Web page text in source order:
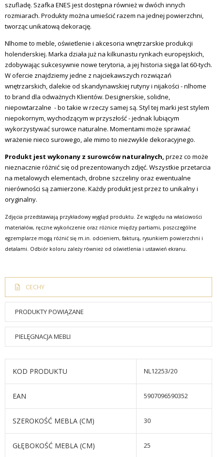
szufladę. Szafka ENES jest dostępna również w dwóch innych
rozmiarach. Produkty można umieścić razem na jednej powierzchni,
tworząc unikatową dekorację.
Nlhome to meble, oświetlenie i akcesoria wnętrzarskie produkcji
holenderskiej. Marka działa już na kilkunastu rynkach europejskich,
zdobywając sukcesywnie nowe terytoria, a jej historia sięga lat 60-tych.
W ofercie znajdziemy jedne z najciekawszych rozwiązań
wnętrzarskich, dalekie od skandynawskiej rutyny i nijakości - nlhome
to brand dla odważnych Klientów. Designerskie, solidne,
niepowtarzalne - bo takie w rzeczy samej są. Styl tej marki jest stylem
niepokornym, wychodzącym w przyszłość - jednak lubiącym
wykorzystywać surowce naturalne. Momentami może sprawiać
wrażenie nieco surowego, ale mimo to niezwykle dekoracyjnego.
Produkt jest wykonany z surowców naturalnych, przez co może
nieznacznie różnić się od prezentowanych zdjęć. Wszystkie przetarcia
na metalowych elementach, drobne szczeliny oraz ewentualne
nierówności są zamierzone. Każdy produkt jest przez to unikalny i
oryginalny.
Zdjęcia przedstawiają przykładowy wygląd produktu. Ze względu na właściwości
materiałów, ręczne wykończenie oraz różnice między partiami, poszczególne
egzemplarze mogą różnić się m.in. odcieniem, fakturą, rysunkiem powierzchni i
detalami. Odbiór koloru zależy również od oświetlenia i ustawień ekranu.
CECHY
PRODUKTY POWIĄZANE
PIELĘGNACJA MEBLI
KOD PRODUKTU NL12253/20
EAN 5907096590352
SZEROKOŚĆ MEBLA (CM) 30
GŁĘBOKOŚĆ MEBLA (CM) 25